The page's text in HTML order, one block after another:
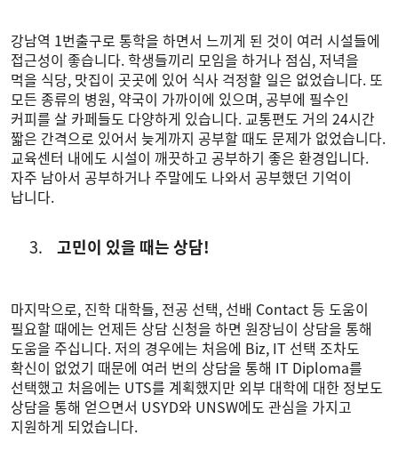
강남역 1번출구로 통학을 하면서 느끼게 된 것이 여러 시설들에
접근성이 좋습니다. 학생들끼리 모임을 하거나 점심, 저녁을
먹을 식당, 맛집이 곳곳에 있어 식사 걱정할 일은 없었습니다. 또
모든 종류의 병원, 약국이 가까이에 있으며, 공부에 필수인
커피를 살 카페들도 다양하게 있습니다. 교통편도 거의 24시간
짧은 간격으로 있어서 늦게까지 공부할 때도 문제가 없었습니다.
교육센터 내에도 시설이 깨끗하고 공부하기 좋은 환경입니다.
자주 남아서 공부하거나 주말에도 나와서 공부했던 기억이
납니다.
고민이 있을 때는 상담!
마지막으로, 진학 대학들, 전공 선택, 선배 Contact 등 도움이
필요할 때에는 언제든 상담 신청을 하면 원장님이 상담을 통해
도움을 주십니다. 저의 경우에는 처음에 Biz, IT 선택 조차도
확신이 없었기 때문에 여러 번의 상담을 통해 IT Diploma를
선택했고 처음에는 UTS를 계획했지만 외부 대학에 대한 정보도
상담을 통해 얻으면서 USYD와 UNSW에도 관심을 가지고
지원하게 되었습니다.